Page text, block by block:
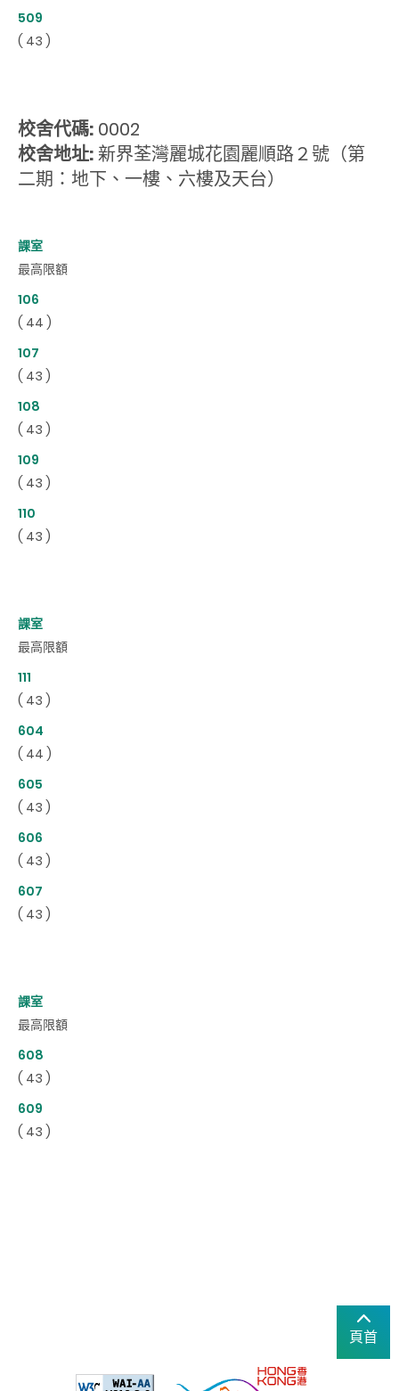
509
( 43 )
校舍代碼: 0002
校舍地址:
二期：地下、一樓、六樓及天台）
課室
最高限額
106
( 44 )
107
( 43 )
108
( 43 )
109
( 43 )
110
( 43 )
課室
最高限額
111
( 43 )
604
( 44 )
605
( 43 )
606
( 43 )
607
( 43 )
課室
最高限額
608
( 43 )
609
( 43 )
頁首